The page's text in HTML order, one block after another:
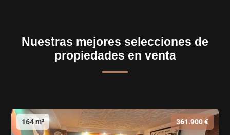
Nuestras mejores selecciones de
propiedades en venta
164 m² 361.900 €